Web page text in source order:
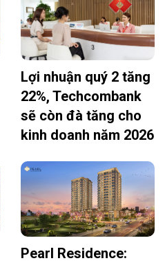
Lợi nhuận quý 2 tăng
22%, Techcombank
sẽ còn đà tăng cho
kinh doanh năm 2026
Pearl Residence: